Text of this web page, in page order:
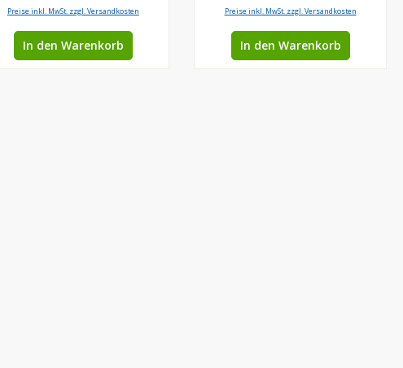
Preise inkl. MwSt. zzgl. Versandkosten
In den Warenkorb
Preise inkl. MwSt. zzgl. Versandkosten
In den Warenkorb